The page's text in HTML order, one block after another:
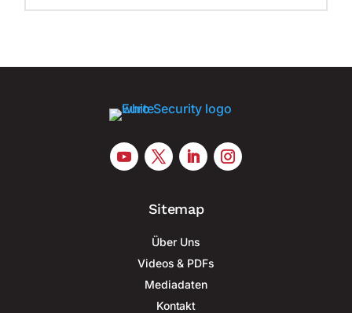
Sitemap
Über Uns
Videos & PDFs
Mediadaten
Kontakt